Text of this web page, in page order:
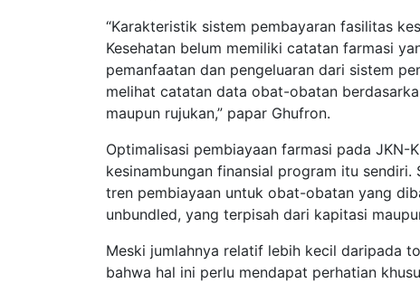
“Karakteristik sistem pembayaran fasilitas
Kesehatan belum memiliki catatan farmasi
pemanfaatan dan pengeluaran dari sistem
melihat catatan data obat-obatan
maupun rujukan,” papar Ghufron.
Optimalisasi pembiayaan farmasi pada
kesinambungan finansial program itu sendiri.
tren pembiayaan untuk obat-obatan yang
unbundled, yang terpisah dari kapitasi
Meski jumlahnya relatif lebih kecil daripada
bahwa hal ini perlu mendapat perhatian